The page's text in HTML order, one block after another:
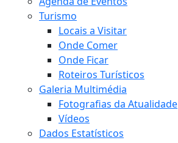
Turismo
Locais a Visitar
Onde Comer
Onde Ficar
Roteiros Turísticos
Galeria Multimédia
Fotografias da Atualidade
Vídeos
Dados Estatísticos